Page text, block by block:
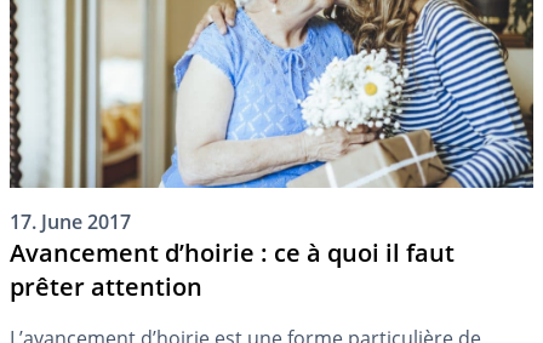
17. June 2017
Avancement d’hoirie : ce à quoi il faut
prêter attention